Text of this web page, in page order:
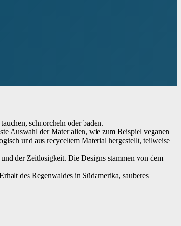
schnorcheln oder baden.
Auswahl der Materialien, wie zum Beispiel veganen
und aus recyceltem Material hergestellt, teilweise
der Zeitlosigkeit. Die Designs stammen von dem
des Regenwaldes in Südamerika, sauberes